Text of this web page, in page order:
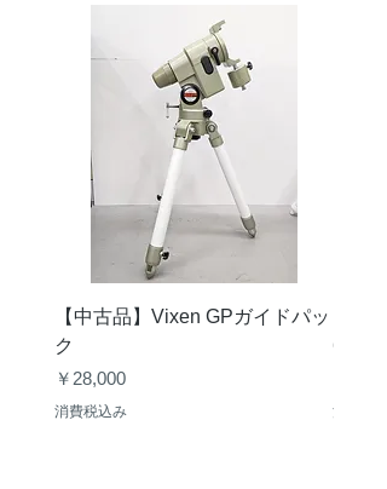
【中古品】Vixen GPガイドパッ
ク
価格
￥28,000
消費税込み 消費税込